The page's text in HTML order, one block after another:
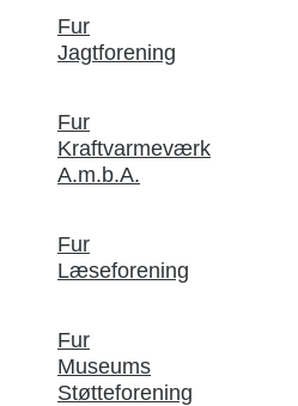
Fur
Jagtforening
Fur
Kraftvarmeværk
A.m.b.A.
Fur
Læseforening
Fur
Museums
Støtteforening